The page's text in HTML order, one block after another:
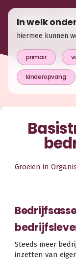
Groeien in
Steeds meer
inzetten van
In welk
hiermee kunnen
primair
kinderopvang